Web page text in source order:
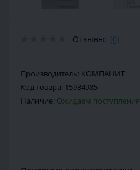
Отзывы: (0)
Производитель: КОМПАНИТ
Код товара: 15934985
Наличие: Ожидаем поступления